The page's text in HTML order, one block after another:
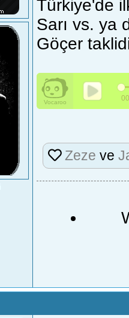
Türkiye'de
Sarı vs. ya
Göçer
Zeze ve